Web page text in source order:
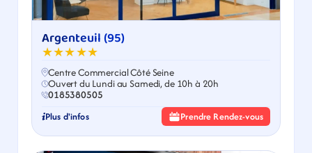
Argenteuil (95)
★★★★★
Centre Commercial Côté Seine
Ouvert du Lundi au Samedi, de 10h à 20h
0185380505
Plus d'infos Prendre Rendez-vous